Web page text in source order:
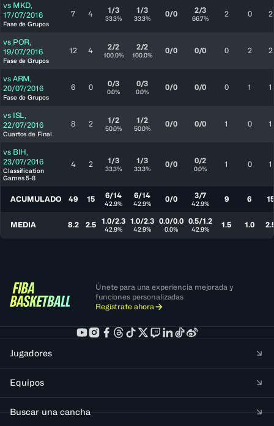
vs MKD,
17/07/2016
Fase de Grupos
7 4 1/3
33.3%
1/3
33.3% 0/0 2/3
66.7% 2 0 2
vs POR,
19/07/2016
Fase de Grupos
12 4 2/2
100.0%
2/2
100.0% 0/0 0/0 0 2 2
vs ARM,
20/07/2016
Fase de Grupos
6 0 0/3
0.0%
0/3
0.0% 0/0 0/0 0 1 1
vs ISL,
22/07/2016
Cuartos de Final
8 2 1/2
50.0%
1/2
50.0% 0/0 0/0 1 0 1
vs BIH,
23/07/2016
Classification
Games 5-8
4 2 1/3
33.3%
1/3
33.3% 0/0 0/2
0.0% 1 0 1
ACUMULADO 49 15 6/14
42.9%
6/14
42.9% 0/0 3/7
42.9% 9 6 15
MEDIA 8.2 2.5 1.0/2.3
42.9%
1.0/2.3
42.9%
0.0/0.0
0.0%
0.5/1.2
42.9% 1.5 1.0
Únete para una experiencia mejorada y
funciones personalizadas
Regístrate ahora
Jugadores
Equipos
Buscar una cancha